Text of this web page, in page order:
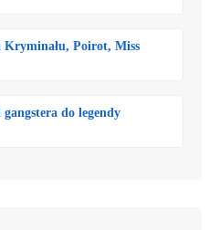
Poirot, Miss
do legendy